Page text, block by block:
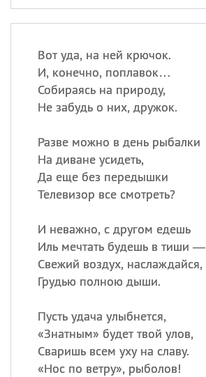
Вот уда, на ней крючок.
И, конечно, поплавок…
Собираясь на природу,
Не забудь о них, дружок.
Разве можно в день рыбалки
На диване усидеть,
Да еще без передышки
Телевизор все смотреть?
И неважно, с другом едешь
Иль мечтать будешь в тиши —
Свежий воздух, наслаждайся,
Грудью полною дыши.
Пусть удача улыбнется,
«Знатным» будет твой улов,
Сваришь всем уху на славу.
«Нос по ветру», рыболов!